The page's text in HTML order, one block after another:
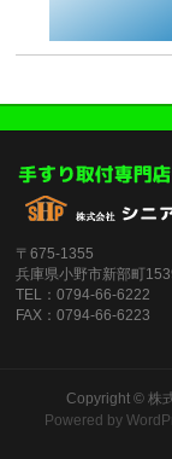
〒675-1355
兵庫県小野市新部町
TEL：0794-66-6222
FAX：0794-66-6223
Copyright © 株
Powered by